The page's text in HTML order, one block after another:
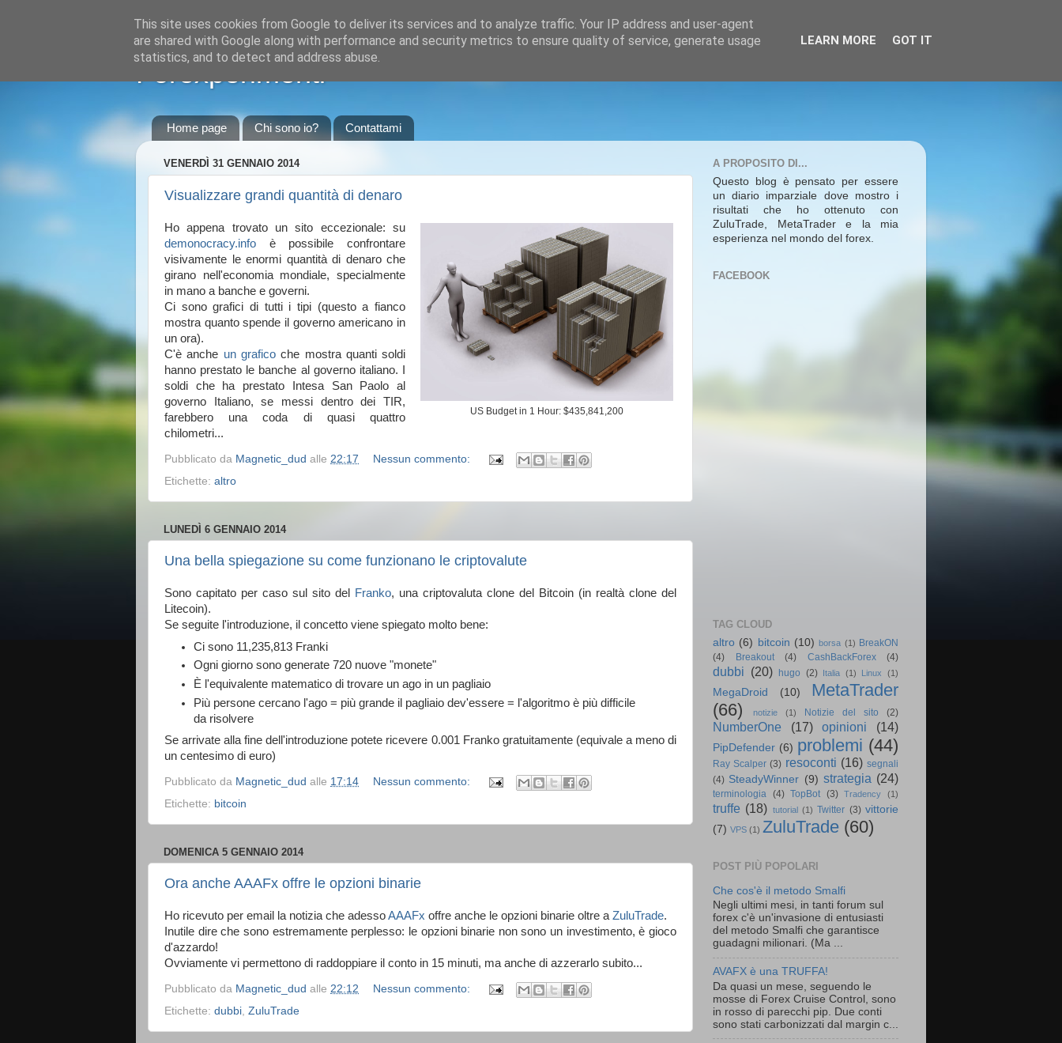
Forexperimenti
Home page Chi sono io? Contattami
VENERDÌ 31 GENNAIO 2014
Visualizzare grandi quantità di denaro
US Budget in 1 Hour: $435,841,200
Ho appena trovato un sito eccezionale: su
demonocracy.info è possibile confrontare
visivamente le enormi quantità di denaro che
girano nell'economia mondiale, specialmente
in mano a banche e governi.
Ci sono grafici di tutti i tipi (questo a fianco
mostra quanto spende il governo americano in
un ora).
C'è anche un graficoche mostra quanti soldi
hanno prestato le banche al governo italiano. I
soldi che ha prestato Intesa San Paolo al
governo Italiano, se messi dentro dei TIR,
farebbero una coda di quasi quattro
chilometri...
Pubblicato da Magnetic_dud alle 22:17
Nessun commento:
Etichette: altro
LUNEDÌ 6 GENNAIO 2014
Una bella spiegazione su come funzionano le criptovalute
Sono capitato per caso sul sito del Franko, una criptovaluta clone del Bitcoin (in realtà clone del
Litecoin).
Se seguite l'introduzione, il concetto viene spiegato molto bene:
Ci sono 11,235,813 Franki
Ogni giorno sono generate 720 nuove "monete"
È l'equivalente matematico di trovare un ago in un pagliaio
Più persone cercano l'ago = più grande il pagliaio dev'essere = l'algoritmo è più difficile
da risolvere
Se arrivate alla fine dell'introduzione potete ricevere 0.001 Franko gratuitamente (equivale a meno di
un centesimo di euro)
Pubblicato da Magnetic_dud alle 17:14
Nessun commento:
Etichette: bitcoin
DOMENICA 5 GENNAIO 2014
Ora anche AAAFx offre le opzioni binarie
Ho ricevuto per email la notizia che adessoAAAFx offre anche le opzioni binarie oltre aZuluTrade.
Inutile dire che sono estremamente perplesso: le opzioni binarie non sono un investimento, è gioco
d'azzardo!
Ovviamente vi permettono di raddoppiare il conto in 15 minuti, ma anche di azzerarlo subito...
Pubblicato da Magnetic_dud alle 22:12
Nessun commento:
Etichette: dubbi ZuluTrade
A PROPOSITO DI...
Questo blog è pensato per essere
un diario imparziale dove mostro i
risultati che ho ottenuto con
ZuluTrade, MetaTrader e la mia
esperienza nel mondo del forex.
FACEBOOK
TAG CLOUD
altro (6) bitcoin (10) borsa (1) BreakON
(4)
Breakout (4) CashBackForex (4)
dubbi (20) hugo (2) Italia (1) Linux (1)
MegaDroid (10)
MetaTrader
(66)
notizie (1) Notizie del sito (2)
NumberOne (17) opinioni (14)
PipDefender (6) problemi (44)
Ray Scalper (3) resoconti (16) segnali
(4) SteadyWinner (9) strategia (24)
terminologia (4) TopBot (3) Tradency (1)
truffe (18) tutorial (1) Twitter (3) vittorie
(7) VPS (1) ZuluTrade (60)
POST PIÙ POPOLARI
Che cos'è il metodo Smalfi
Negli ultimi mesi, in tanti forum sul
forex c'è un'invasione di entusiasti
del metodo Smalfi che garantisce
guadagni milionari. (Ma ...
AVAFX è una TRUFFA!
Da quasi un mese, seguendo le
mosse di Forex Cruise Control, sono
in rosso di parecchi pip. Due conti
sono stati carbonizzati dal margin c...
This site uses cookies from Google to deliver its services and to analyze traffic. Your IP address and user-agent
are shared with Google along with performance and security metrics to ensure quality of service, generate usage
statistics, and to detect and address abuse.
LEARN MORE GOT IT